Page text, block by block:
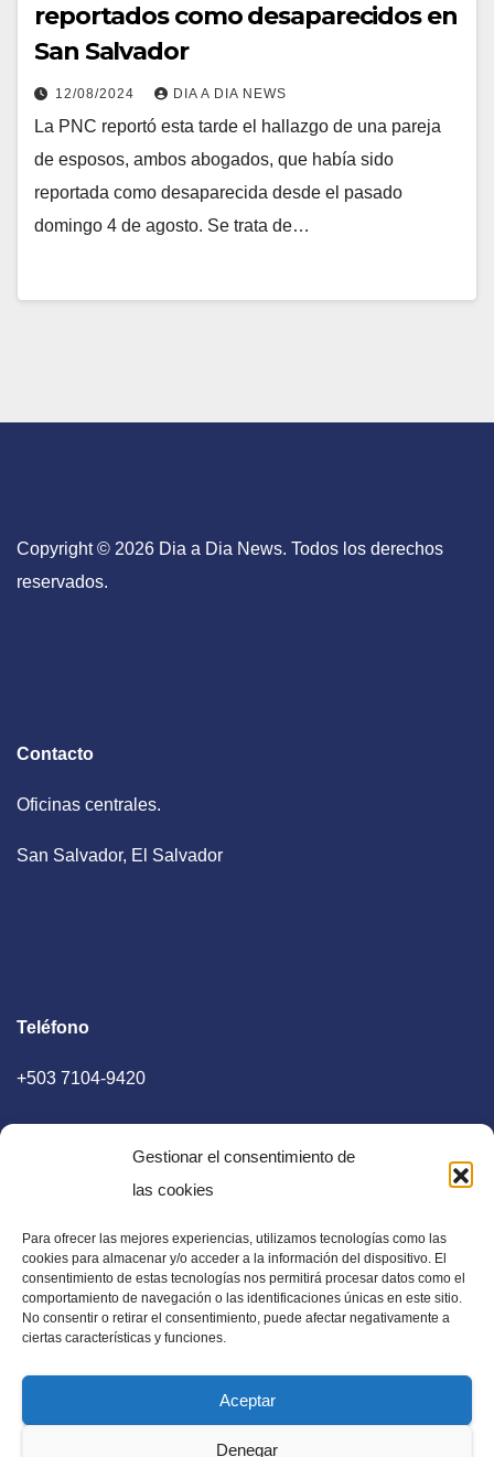
Gestionar el consentimiento de
las cookies
Para ofrecer las mejores experiencias, utilizamos tecnologías como las
cookies para almacenar y/o acceder a la información del dispositivo. El
consentimiento de estas tecnologías nos permitirá procesar datos como el
comportamiento de navegación o las identificaciones únicas en este sitio.
No consentir o retirar el consentimiento, puede afectar negativamente a
ciertas características y funciones.
Aceptar
Denegar
reportados como desaparecidos en
San Salvador
12/08/2024 DIA A DIA NEWS
La PNC reportó esta tarde el hallazgo de una pareja
de esposos, ambos abogados, que había sido
reportada como desaparecida desde el pasado
domingo 4 de agosto. Se trata de…
Copyright © 2026 Dia a Dia News. Todos los derechos
reservados.
Contacto
Oficinas centrales.
San Salvador, El Salvador
Teléfono
+503 7104-9420
E-mail
diaadia.redaccion@gmail.com